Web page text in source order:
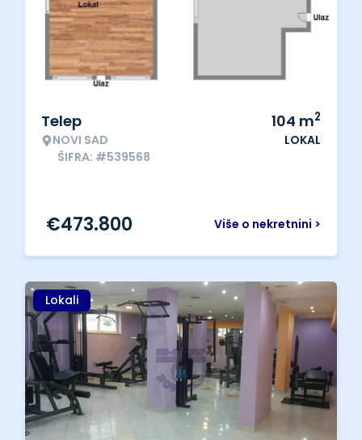
Telep
NOVI SAD
ŠIFRA: #539568
104 m2
LOKAL
Više o nekretnini >
€473.800
Lokali